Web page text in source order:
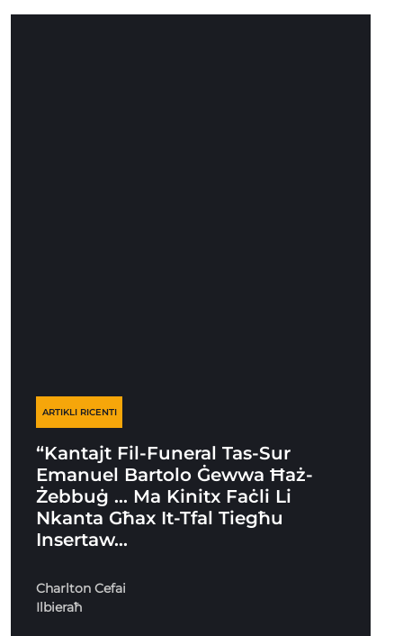
ARTIKLI RICENTI
“Kantajt Fil-Funeral Tas-Sur
Emanuel Bartolo Ġewwa Ħaż-
Żebbuġ … Ma Kinitx Faċli Li
Nkanta Għax It-Tfal Tiegħu
Insertaw…
Charlton Cefai
Ilbieraħ